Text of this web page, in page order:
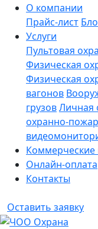
О компании
Прайс-лист
Услуги
Пультовая
Физическая
Физическая
вагонов
грузовЛичная
охранно-
Онлайн-оплата
Контакты
Оставить заявку